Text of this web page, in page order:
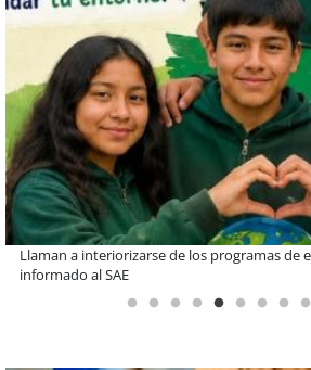
De una cocina familiar a un equipo de 10
Inkillay apoyado por Minera El Abra